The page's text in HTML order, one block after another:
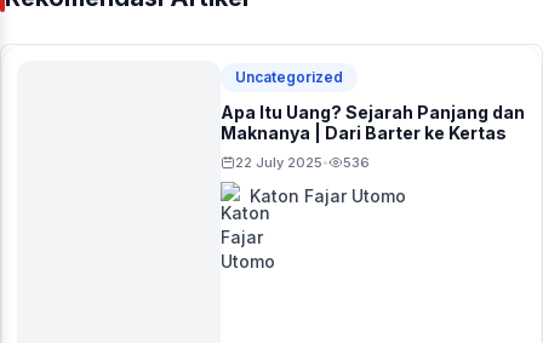
Uncategorized
Apa Itu Uang? Sejarah Panjang dan
Maknanya | Dari Barter ke Kertas
22 July 2025• 536
Katon Fajar Utomo